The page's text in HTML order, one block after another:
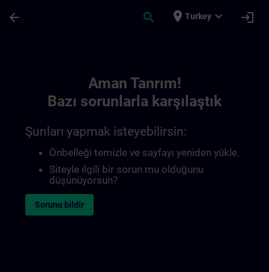
arrow_back search place Turkey expand_more login
Aman Tanrım!
Bazı sorunlarla karşılaştık
Şunları yapmak isteyebilirsin:
Önbelleği temizle ve sayfayı yeniden yükle.
Siteyle ilgili bir sorun mu olduğunu
düşünüyorsun?
Sorunu bildir